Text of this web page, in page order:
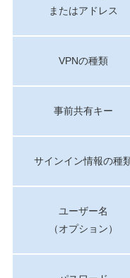
またはアドレス
VPNの種類
事前共有キー
サインイン情報の種
ユーザー名
（オプション）